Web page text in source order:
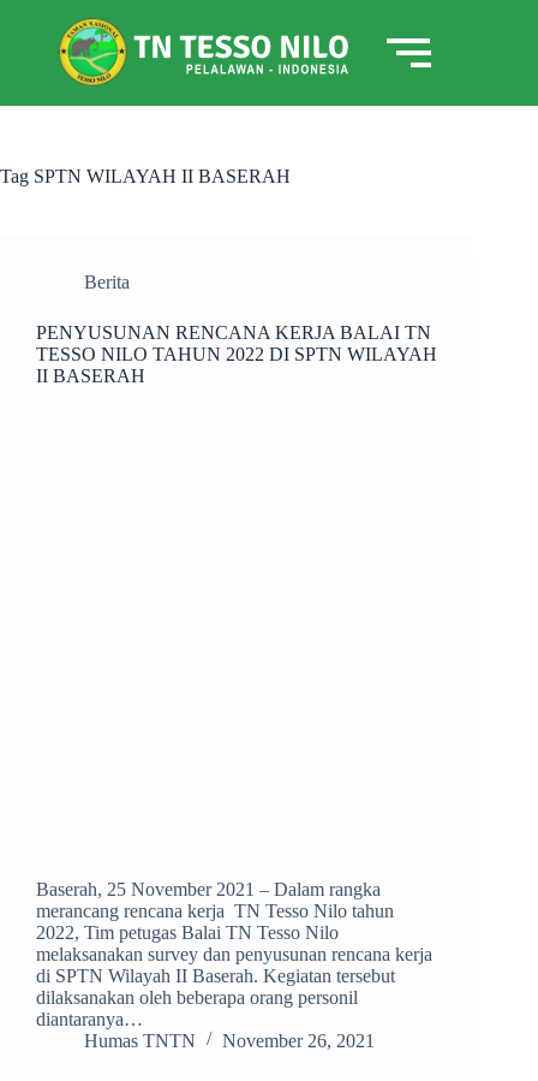
Tag SPTN WILAYAH II BASERAH
Berita
PENYUSUNAN RENCANA KERJA BALAI TN
TESSO NILO TAHUN 2022 DI SPTN WILAYAH
II BASERAH
Baserah, 25 November 2021 – Dalam rangka
merancang rencana kerja TN Tesso Nilo tahun
2022, Tim petugas Balai TN Tesso Nilo
melaksanakan survey dan penyusunan rencana kerja
di SPTN Wilayah II Baserah. Kegiatan tersebut
dilaksanakan oleh beberapa orang personil
diantaranya…
Humas TNTN
November 26, 2021